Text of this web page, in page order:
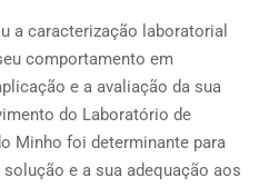
a caracterização laboratorial
comportamento em
e a avaliação da sua
do Laboratório de
Minho foi determinante para
e a sua adequação aos